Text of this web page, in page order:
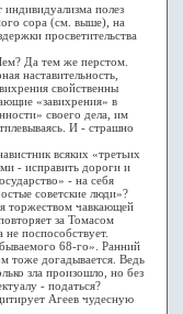
полез
сора (см. выше), на
просветительства
Да тем же перстом.
наставительность,
свойственны
«завихрения» в
своего дела, им
И - страшно
всяких «третьих
- исправить дороги и
- на себя
советские люди»?
торжеством чавкающей
за Томасом
поспособствует.
68-го». Ранний
тоже догадывается. Ведь
зла произошло, но без
- податься?
Агеев чудесную